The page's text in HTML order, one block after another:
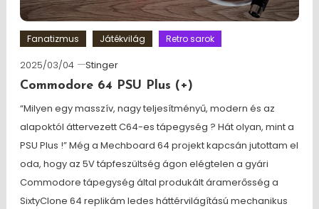
Fanatizmus Játékvilág Retro sarok
2025/03/04
Stinger
Commodore 64 PSU Plus (+)
“Milyen egy masszív, nagy teljesítményű, modern és az
alapoktól áttervezett C64-es tápegység ? Hát olyan, mint a
PSU Plus !” Még a Mechboard 64 projekt kapcsán jutottam el
oda, hogy az 5V tápfeszültség ágon elégtelen a gyári
Commodore tápegység által produkált áramerősség a
SixtyClone 64 replikám ledes háttérvilágítású mechanikus